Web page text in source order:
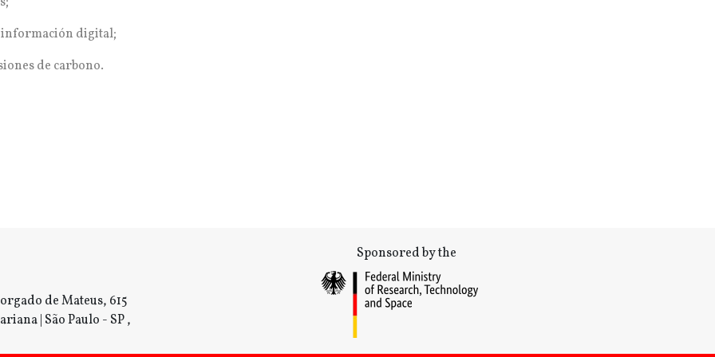
digital;
de carbono.
de Mateus, 615
| São Paulo - SP ,
Sponsored by the